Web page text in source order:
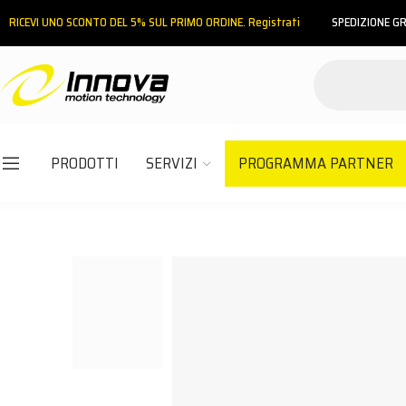
RICEVI UNO SCONTO DEL 5% SUL PRIMO ORDINE. Registrati SPEDIZIONE
PRODOTTI SERVIZI PROGRAMMA PARTNER